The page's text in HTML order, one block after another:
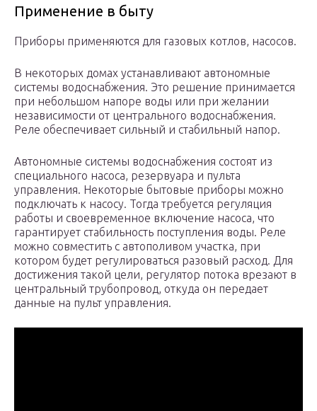
Применение в быту
Приборы применяются для газовых котлов, насосов.
В некоторых домах устанавливают автономные
системы водоснабжения. Это решение принимается
при небольшом напоре воды или при желании
независимости от центрального водоснабжения.
Реле обеспечивает сильный и стабильный напор.
Автономные системы водоснабжения состоят из
специального насоса, резервуара и пульта
управления. Некоторые бытовые приборы можно
подключать к насосу. Тогда требуется регуляция
работы и своевременное включение насоса, что
гарантирует стабильность поступления воды. Реле
можно совместить с автополивом участка, при
котором будет регулироваться разовый расход. Для
достижения такой цели, регулятор потока врезают в
центральный трубопровод, откуда он передает
данные на пульт управления.